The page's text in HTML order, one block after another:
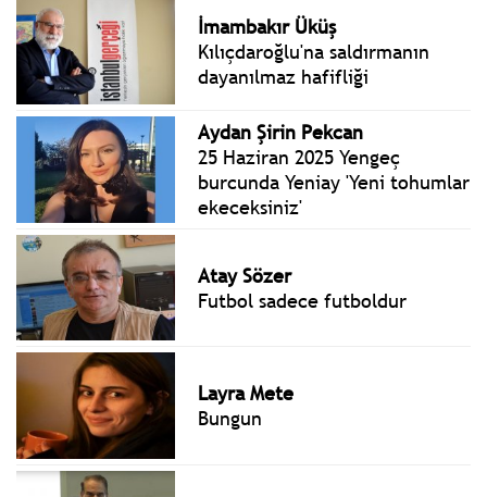
İmambakır Üküş
Kılıçdaroğlu'na saldırmanın
dayanılmaz hafifliği
Aydan Şirin Pekcan
25 Haziran 2025 Yengeç
burcunda Yeniay 'Yeni tohumlar
ekeceksiniz'
Atay Sözer
Futbol sadece futboldur
Layra Mete
Bungun